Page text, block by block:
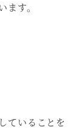
す。
ていることを